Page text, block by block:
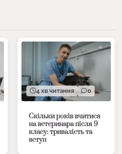
4 хв читання 0
Скільки років вчитися
на ветеринара після 9
класу: тривалість та
вступ